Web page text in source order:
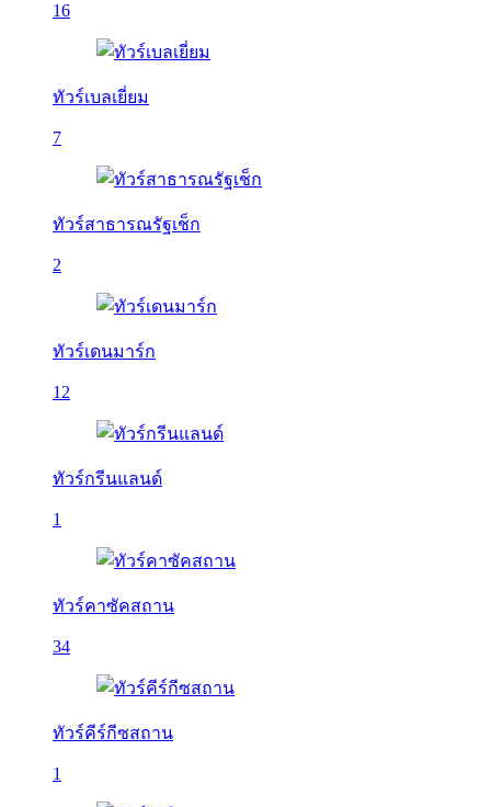
16
ทัวร์เบลเยี่ยม
7
ทัวร์สาธารณรัฐเช็ก
2
ทัวร์เดนมาร์ก
12
ทัวร์กรีนแลนด์
1
ทัวร์คาซัคสถาน
34
ทัวร์คีร์กีซสถาน
1